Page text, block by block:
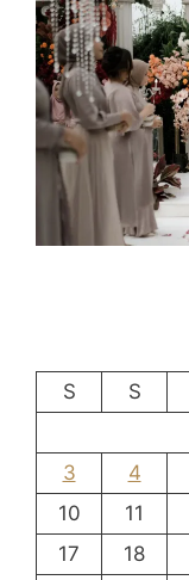
S
S
3
4
10
11
17
18